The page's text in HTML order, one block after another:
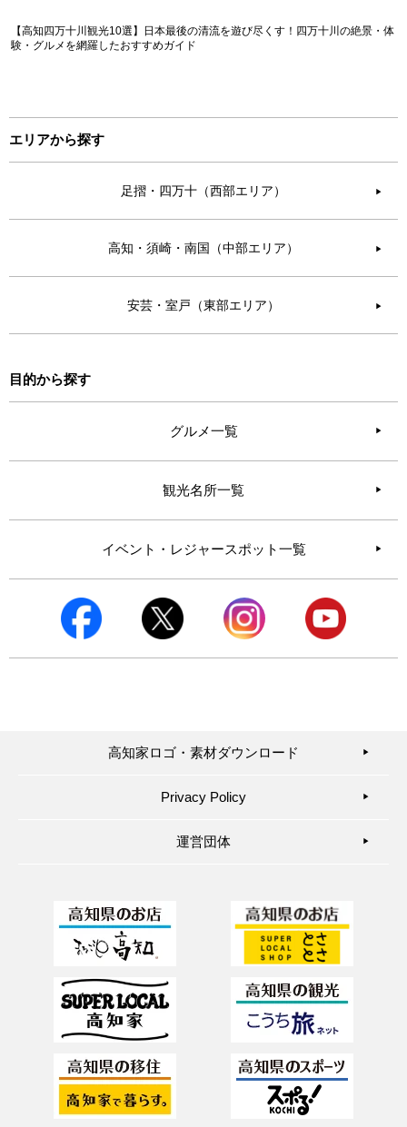
【高知四万十川観光10選】日本最後の清流を遊び尽くす！四万十川の絶景・体
験・グルメを網羅したおすすめガイド
エリアから探す
足摺・四万十（西部エリア） ▶︎
高知・須崎・南国（中部エリア） ▶︎
安芸・室戸（東部エリア） ▶︎
目的から探す
グルメ一覧
観光名所一覧
イベント・レジャースポット一覧
高知家ロゴ・素材ダウンロード ▶︎
Privacy Policy ▶︎
運営団体 ▶︎